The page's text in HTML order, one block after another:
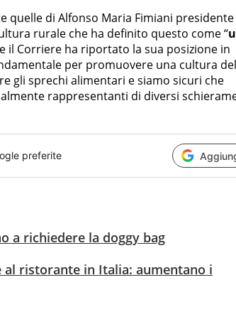
quelle di Alfonso Maria Fimiani presidente
rurale che ha definito questo come “
il Corriere ha riportato la sua posizione in
per promuovere una cultura del
gli sprechi alimentari e siamo sicuri che
rappresentanti di diversi
preferite
a richiedere la doggy bag
al ristorante in Italia: aumentano i